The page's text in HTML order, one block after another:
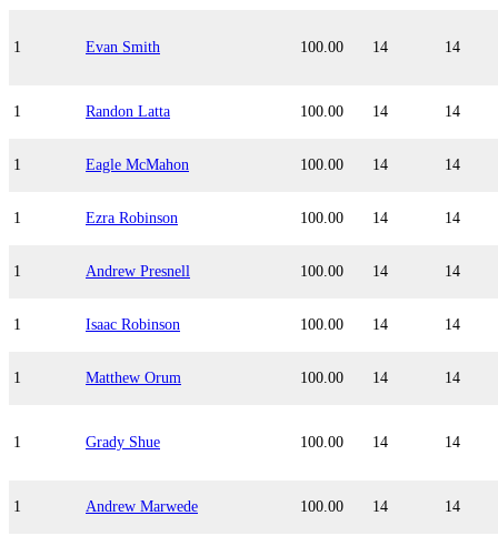
1 Evan Smith 100.00 14 14
1 Randon Latta 100.00 14 14
1 Eagle McMahon 100.00 14 14
1 Ezra Robinson 100.00 14 14
1 Andrew Presnell 100.00 14 14
1 Isaac Robinson 100.00 14 14
1 Matthew Orum 100.00 14 14
1 Grady Shue 100.00 14 14
1 Andrew Marwede 100.00 14 14